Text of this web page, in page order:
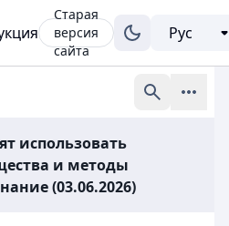
Старая
версия
сайта
использовать
и методы
(03.06.2026)